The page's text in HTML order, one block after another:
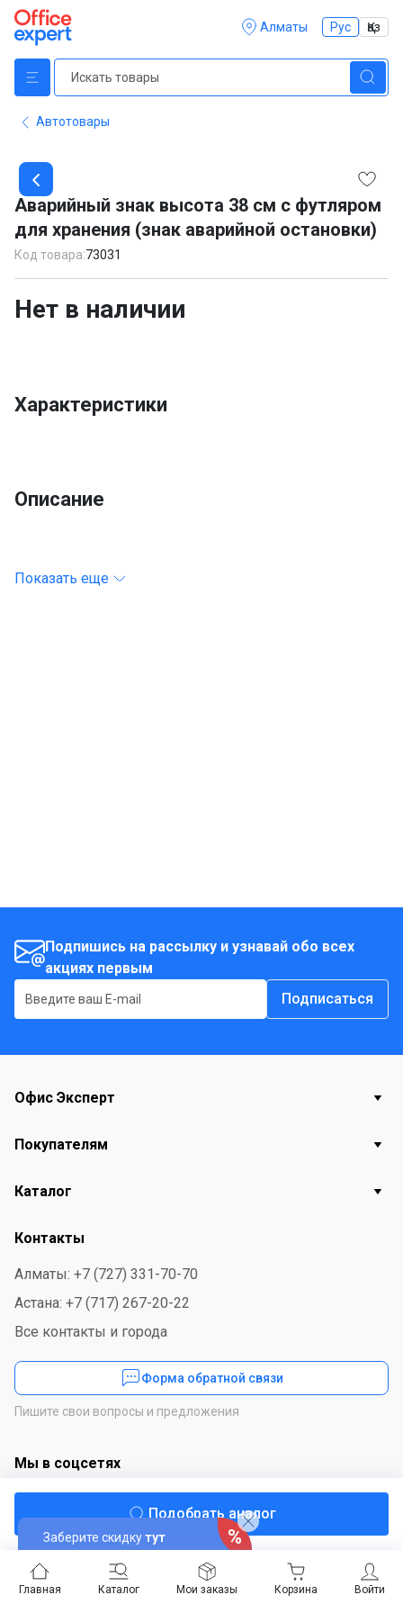
Алматы Рус Қаз
Главная Каталог Войти
Мои заказы Корзина
Автотовары
Item
1
of
1
Аварийный знак высота 38 см с футляром
для хранения (знак аварийной остановки)
Код товара:73031
Нет в наличии
Подобрать аналог
Характеристики
Описание
Показать еще
Подпишись на рассылку и узнавай обо всех
акциях первым
Подписаться
Заберите скидкутут
Офис Эксперт
Покупателям
Каталог
Контакты
Алматы: +7 (727) 331-70-70
Астана: +7 (717) 267-20-22
Все контакты и города
Форма обратной связи
Пишите свои вопросы и предложения
Мы в соцсетях
Скачайте приложение